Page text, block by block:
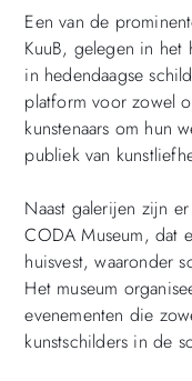
Een van de
KuuB, gelegen in het
in hedendaagse
platform voor zowel
kunstenaars om hun
publiek van
Naast galerijen zijn
CODA Museum, dat
huisvest, waaronder
Het museum
evenementen die
kunstschilders in de